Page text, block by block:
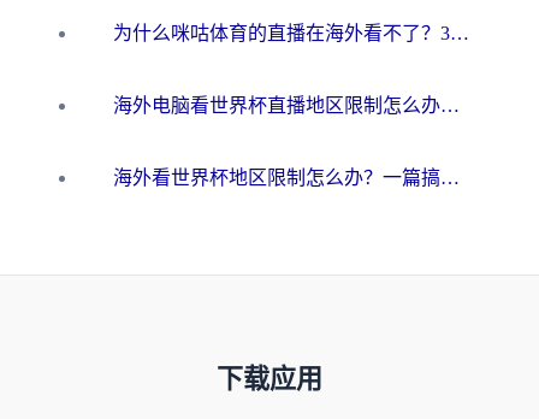
为什么咪咕体育的直播在海外看不了？3步解决海外看世界杯+抖音地区限制难题
海外电脑看世界杯直播地区限制怎么办？你需要一个聪明的加速器
海外看世界杯地区限制怎么办？一篇搞定咪咕视频播放+国内资源无缝访问指南
下载应用